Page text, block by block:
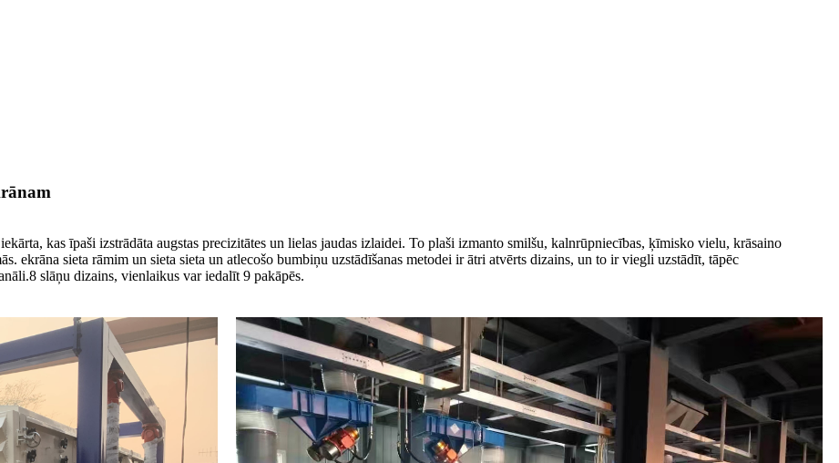
kas īpaši izstrādāta augstas precizitātes un lielas jaudas izlaidei. To plaši izmanto smilšu, kalnrūpniecības, ķīmisko vielu, krāsaino
ekrāna sieta rāmim un sieta sieta un atlecošo bumbiņu uzstādīšanas metodei ir ātri atvērts dizains, un to ir viegli uzstādīt, tāpēc
slāņu dizains, vienlaikus var iedalīt 9 pakāpēs.